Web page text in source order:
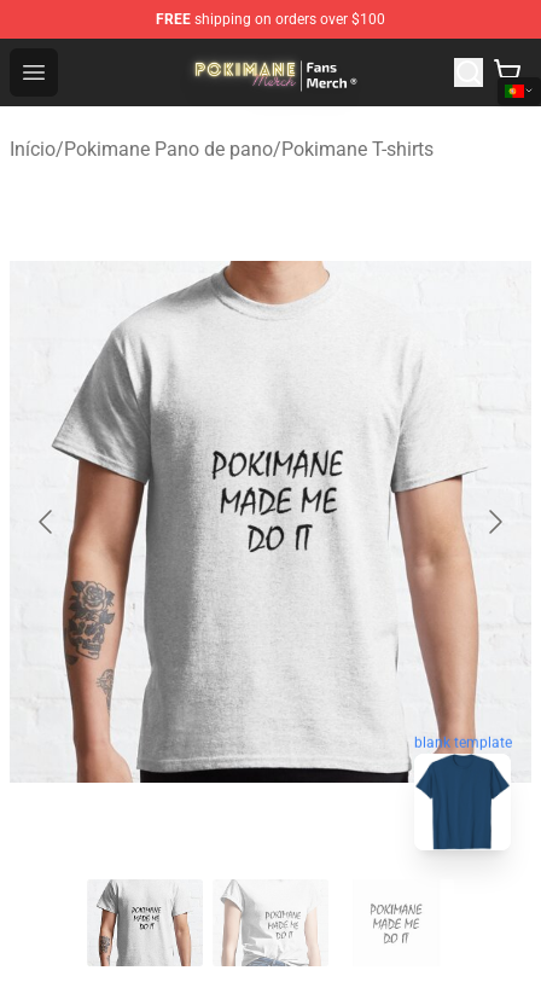
FREE shipping on orders over $100
Open menu
Pokimane Store - Official Pokimane Merchandise Shop
Início/Pokimane Pano de pano/Pokimane T-shirts
blank template